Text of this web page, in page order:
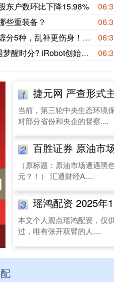
东户数环比下降15.98%
些重装备？
补更伤身！请查收“对症调
醒时分? iRobot创始人预
1 捷元网 严查形式主义
当前，第三轮中央生态环境
对部分省份和央企的督察....
2 百胜证券 原油市场遭遇
（原标题：原油市场遭遇
元？！） 汇通财经A....
3 瑶鸿配资 2025年
本文个人观点瑶鸿配资，仅
过，唯有张开双臂的人....